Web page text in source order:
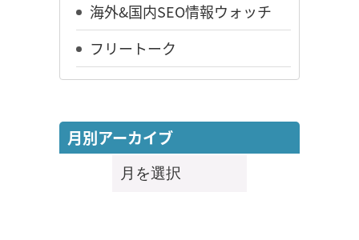
海外&国内SEO情報ウォッチ
フリートーク
月別アーカイブ
月
別